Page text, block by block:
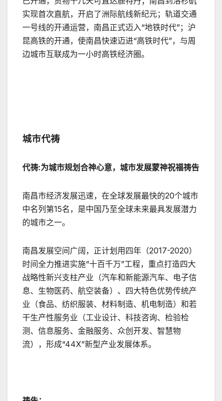
实现首次直航，开启了洲际航线新纪元；轨道交通
一号线的开通运营，南昌正式迈入“地铁时代”；沪
昆高铁的开通，使南昌快速迈进“高铁时代”，与周
边城市互联成为一小时高铁经济圈。
城市代祷
代祷:为城市规划合神心意，城市发展蒙神祝福祷告
南昌市经济发展迅速，在全球发展最快的20个城市
中名列第15名，是中国乃至全球未来最具发展潜力
的城市之一。
南昌发展空间广阔，正计划用四年（2017-2020）
时间全力推进实施“十百千万”工程，重点打造四大
战略性新兴支柱产业（汽车和新能源汽车、电子信
息、生物医药、航空装备）、四大特色优势传统产
业（食品、纺织服装、材料制造、机电制造）和若
干生产性服务业（工业设计、科技咨询、检验检
测、信息服务、金融服务、众创开发、智慧物
流），形成“44X”新型产业发展体系。